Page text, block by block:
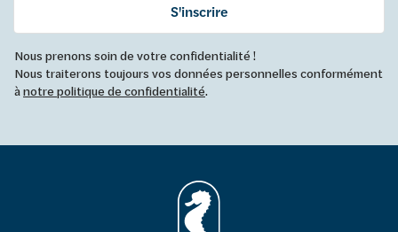
S'inscrire
Nous prenons soin de votre confidentialité !
Nous traiterons toujours vos données personnelles conformément
ànotre politique de confidentialité.